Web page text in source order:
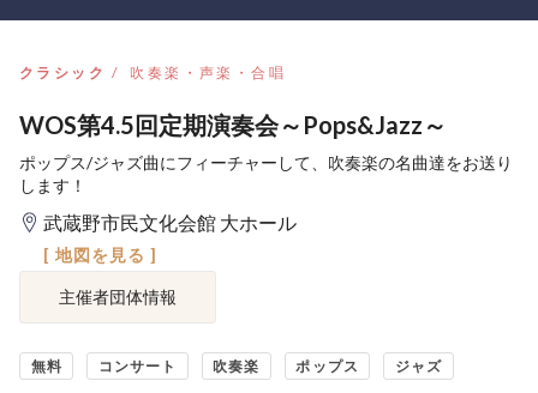
クラシック 吹奏楽・声楽・合唱
WOS第4.5回定期演奏会～Pops&Jazz～
ポップス/ジャズ曲にフィーチャーして、吹奏楽の名曲達をお送り
します！
武蔵野市民文化会館 大ホール
[ 地図を見る ]
主催者団体情報
無料 コンサート 吹奏楽 ポップス ジャズ